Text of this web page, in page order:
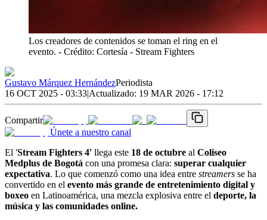
Los creadores de contenidos se toman el ring en el
evento. - Crédito: Cortesía - Stream Fighters
Gustavo Márquez HernándezPeriodista
16 OCT 2025 - 03:33|Actualizado: 19 MAR 2026 - 17:12
Compartir
Únete a nuestro canal
El 'Stream Fighters 4' llega este 18 de octubre al Coliseo
Medplus de Bogotá con una promesa clara: superar cualquier
expectativa. Lo que comenzó como una idea entre streamers se ha
convertido en el evento más grande de entretenimiento digital y
boxeo en Latinoamérica, una mezcla explosiva entre el deporte, la
música y las comunidades online.